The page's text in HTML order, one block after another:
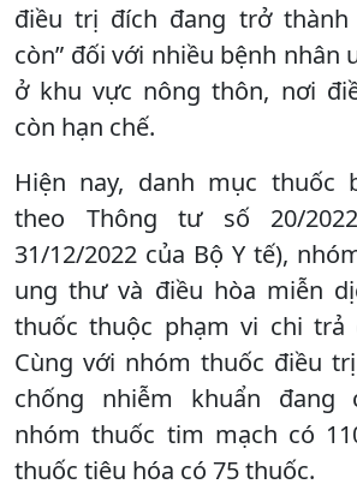
điều trị đích đang trở thành
còn” đối với nhiều bệnh nhân
ở khu vực nông thôn, nơi
còn hạn chế.
Hiện nay, danh mục thuốc
theo Thông tư số 20/2022/
31/12/2022 của Bộ Y tế),
ung thư và điều hòa miễn
thuốc thuộc phạm vi chi trả
Cùng với nhóm thuốc điều
chống nhiễm khuẩn đang
nhóm thuốc tim mạch có
thuốc tiêu hóa có 75 thuốc.